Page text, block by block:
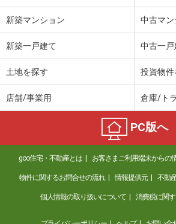
奈良県奈良市恋の窪東町
6.40万円
奈良県生駒市俵口町
6.20万円
住 所
奈良県生駒市俵口
専有面積 23.18m²
間取り
1K
奈良県生駒市東菜畑２
新築マンション 中古マン
新築一戸建て 中古一戸
土地を探す 投資物件
店舗/事業用 倉庫/ト
PC版へ
goo住宅・不動産とは お客さまご利用端末からの
物件に関するお問合せの流れ 情報提供元 不動
個人情報の取り扱いについて 消費税に関